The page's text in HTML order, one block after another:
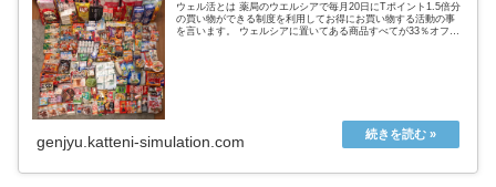
ウェル活とは 薬局のウエルシアで毎月20日にTポイント1.5倍分
の買い物ができる制度を利用してお得にお買い物する活動の事
を言います。 ウェルシアに置いてある商品すべてが33％オフに
genjyu.katteni-simulation.com